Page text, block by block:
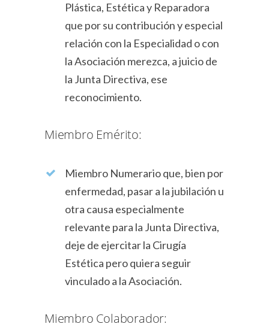
Plástica, Estética y Reparadora
que por su contribución y especial
relación con la Especialidad o con
la Asociación merezca, a juicio de
la Junta Directiva, ese
reconocimiento.
Miembro Emérito:
Miembro Numerario que, bien por
enfermedad, pasar a la jubilación u
otra causa especialmente
relevante para la Junta Directiva,
deje de ejercitar la Cirugía
Estética pero quiera seguir
vinculado a la Asociación.
Miembro Colaborador: